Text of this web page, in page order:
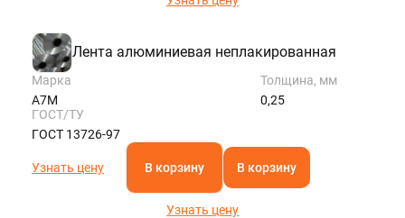
Лента алюминиевая неплакированная
Марка
А7М
Толщина, мм
0,25
ГОСТ/ТУ
ГОСТ 13726-97
Узнать цену В корзину В корзину
Узнать цену